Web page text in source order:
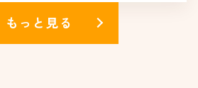
もっと見る